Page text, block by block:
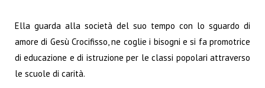
Ella guarda alla società del suo tempo con lo sguardo di
amore di Gesù Crocifisso, ne coglie i bisogni e si fa promotrice
di educazione e di istruzione per le classi popolari attraverso
le scuole di carità.